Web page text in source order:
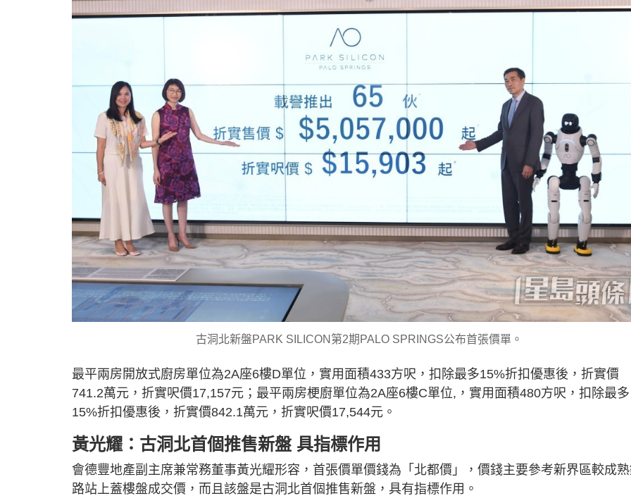
古洞北新盤PARK SILICON第2期PALO SPRINGS公布首張價單。
最平兩房開放式廚房單位為2A座6樓D單位，實用面積433方呎，扣除最多15%折扣優惠後，折實價
741.2萬元，折實呎價17,157元；最平兩房梗廚單位為2A座6樓C單位,，實用面積480方呎，扣除最多
15%折扣優惠後，折實價842.1萬元，折實呎價17,544元。
黃光耀：古洞北首個推售新盤 具指標作用
會德豐地產副主席兼常務董事黃光耀形容，首張價單價錢為「北都價」，價錢主要參考新界區較成
路站上蓋樓盤成交價，而且該盤是古洞北首個推售新盤，具有指標作用。